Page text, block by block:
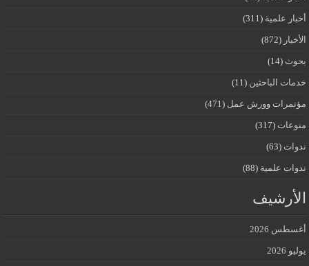
أخبار علمية (311)
الأخبار (872)
بحوث (14)
خدمات الباحثين (11)
مؤتمرات وورش عمل (471)
منوعات (317)
ندوات (63)
ندوات علمية (88)
الأرشيف
أغسطس 2026
يوليو 2026